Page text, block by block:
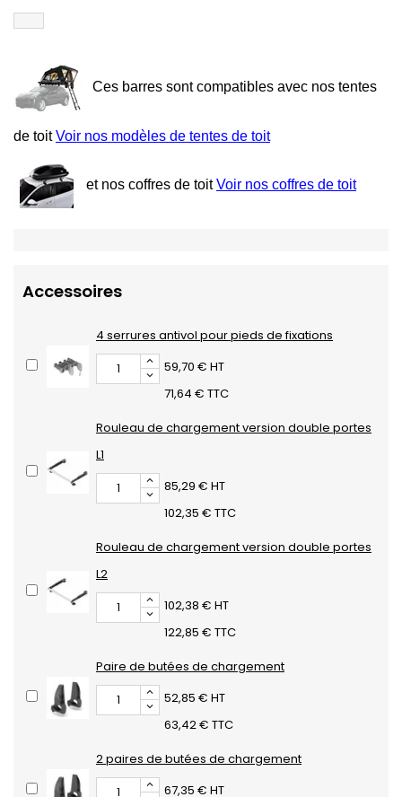
Ces barres sont compatibles avec nos tentes
de toitVoir nos modèles de tentes de toit
et nos coffres de toitVoir nos coffres de toit
Accessoires
4 serrures antivol pour pieds de fixations
59,70 € HT
71,64 € TTC
Rouleau de chargement version double portes
L1
85,29 € HT
102,35 € TTC
Rouleau de chargement version double portes
L2
102,38 € HT
122,85 € TTC
Paire de butées de chargement
52,85 € HT
63,42 € TTC
2 paires de butées de chargement
67,35 € HT